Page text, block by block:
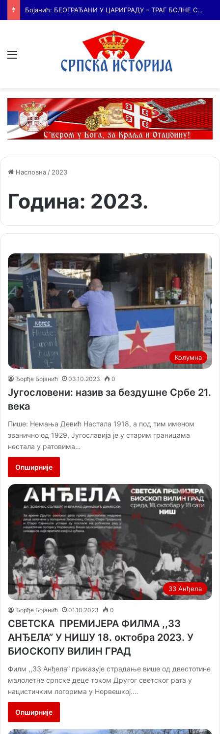
Бојанић: Србија се буди – али тек сада почиње најважнија битка
Насловна / 2023
Година: 2023.
Колумна
Ђорђе Бојанић 03.10.2023 0
Југословени: назив за бездушне Србе 21.
века
Пише: Немања Девић Настала 1918, а под тим именом
званично од 1929, Југославија је у старим границама
нестала у ратовима…
Опширније
33 Анђела
Ђорђе Бојанић 01.10.2023 0
СВЕТСКА ПРЕМИЈЕРА ФИЛМА ,,33
АНЂЕЛА” У НИШУ 18. октобра 2023. У
БИОСКОПУ ВИЛИН ГРАД
Филм ,,33 Анђела” приказује страдање више од двестотине
малолетне српске деце током Другог светског рата у
нацистичким логорима у Норвешкој.…
Опширније